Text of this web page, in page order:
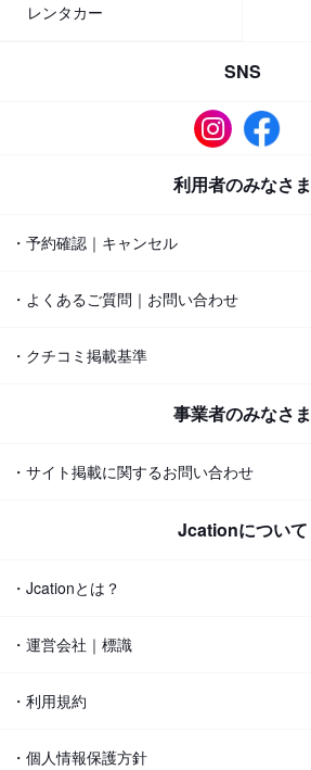
レンタカー
SNS
利用者のみなさま
・予約確認｜キャンセル
・よくあるご質問｜お問い合わせ
・クチコミ掲載基準
事業者のみなさま
・サイト掲載に関するお問い合わせ
Jcationについて
・Jcationとは？
・運営会社｜標識
・利用規約
・個人情報保護方針